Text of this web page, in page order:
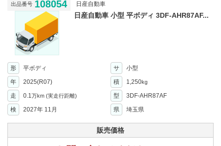
出品番号 108054 日産自動車
日産自動車 小型 平ボディ 3DF-AHR87AF...
形 平ボディ サ
小型
年
2025(R07) 積 1,250kg
走 0.1万km (実走行距離) 型
3DF-AHR87AF
検
2027年 11月 県 埼玉県
販売価格